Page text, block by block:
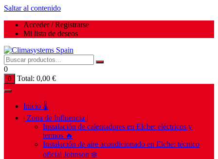
Saltar al contenido
Acceder / Registrarse
Mi lista de deseos
0
0 Total: 0,00 €
Inicio 🌡️
| Zona de Influencia |
Instalación de calentadores en Elche: eléctricos y
termos 🔥
Instalación de aire acondicionado en Elche: técnico
oficial Johnson ❄️